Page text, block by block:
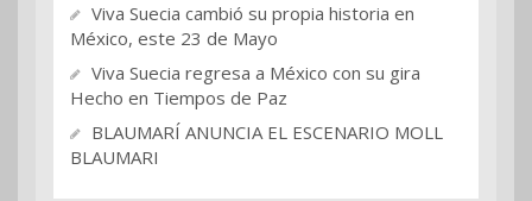
Viva Suecia cambió su propia historia en
México, este 23 de Mayo
Viva Suecia regresa a México con su gira
Hecho en Tiempos de Paz
BLAUMARÍ ANUNCIA EL ESCENARIO MOLL
BLAUMARI